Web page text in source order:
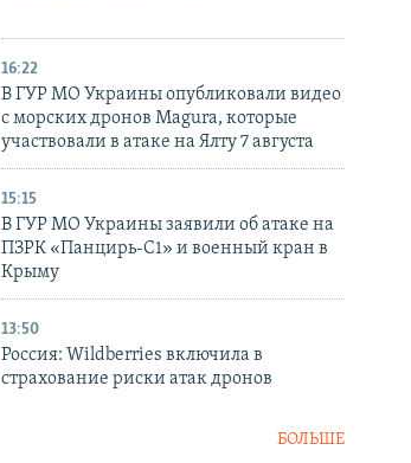
16:22
В ГУР МО Украины опубликовали видео
с морских дронов Magura, которые
участвовали в атаке на Ялту 7 августа
15:15
В ГУР МО Украины заявили об атаке на
ПЗРК «Панцирь-С1» и военный кран в
Крыму
13:50
Россия: Wildberries включила в
страхование риски атак дронов
БОЛЬШЕ